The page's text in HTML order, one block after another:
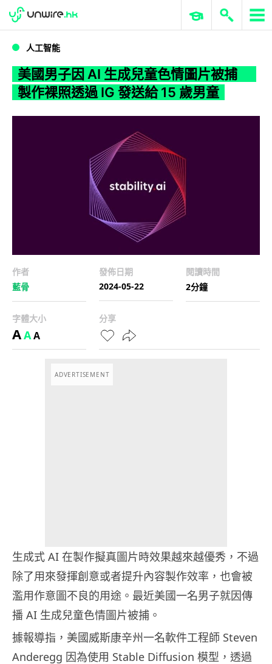
WWDC 2026 ERP 與商業 AI
人工智能
美國男子因 AI 生成兒童色情圖片被捕
製作裸照透過 IG 發送給 15 歲男童
作者
藍骨
發佈日期
2024-05-22
閱讀時間
2分鐘
字體大小
AAA
分享
ADVERTISEMENT
生成式 AI 在製作擬真圖片時效果越來越優秀，不過
除了用來發揮創意或者提升內容製作效率，也會被
濫用作意圖不良的用途。最近美國一名男子就因傳
播 AI 生成兒童色情圖片被捕。
據報導指，美國威斯康辛州一名軟件工程師 Steven
Anderegg 因為使用 Stable Diffusion 模型，透過